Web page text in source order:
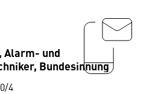
Alarm- und
Bundesinnung
4